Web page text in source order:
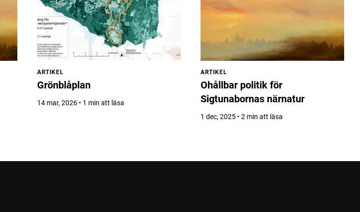
ARTIKEL
Grönblåplan
14 mar, 2026 • 1 min att läsa
ARTIKEL
Ohållbar politik för
Sigtunabornas närnatur
1 dec, 2025 • 2 min att läsa